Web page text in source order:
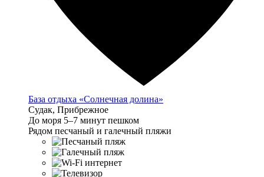
База отдыха «Солнечная долина»
Судак, Прибрежное
До моря 5–7 минут пешком
Рядом песчаный и галечный пляжи